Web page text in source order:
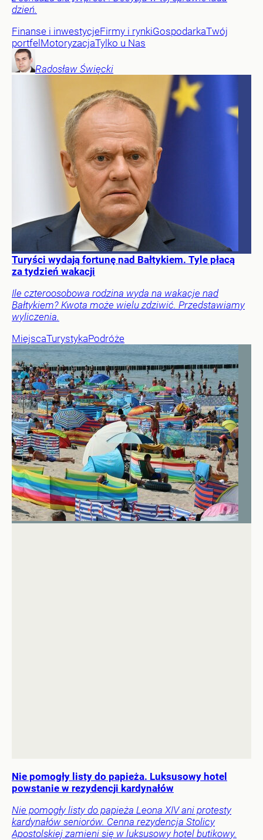
dzień.
Finanse i inwestycjeFirmy i rynkiGospodarkaTwój
portfelMotoryzacjaTylko u Nas
Radosław Święcki
Turyści wydają fortunę nad Bałtykiem. Tyle płacą
za tydzień wakacji
Ile czteroosobowa rodzina wyda na wakacje nad
Bałtykiem? Kwota może wielu zdziwić. Przedstawiamy
wyliczenia.
MiejscaTurystykaPodróże
Nie pomogły listy do papieża. Luksusowy hotel
powstanie w rezydencji kardynałów
Nie pomogły listy do papieża Leona XIV ani protesty
kardynałów seniorów. Cenna rezydencja Stolicy
Apostolskiej zamieni się w luksusowy hotel butikowy.